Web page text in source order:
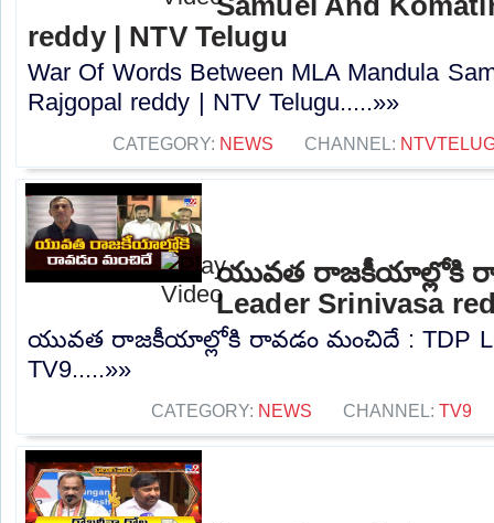
reddy | NTV Telugu
War Of Words Between MLA Mandula
Rajgopal reddy | NTV Telugu.....»»
CATEGORY: NEWS CHANNEL:
యువత రాజకీయాల్లోకి
Leader Srinivasa
యువత రాజకీయాల్లోకి రావడం మంచిదే : TDP
TV9.....»»
CATEGORY: NEWS CHANNEL: TV9